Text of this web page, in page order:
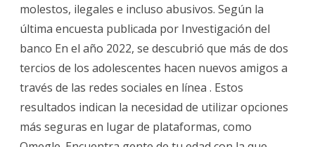
molestos, ilegales e incluso abusivos. Según la
última encuesta publicada por Investigación del
banco En el año 2022, se descubrió que más de dos
tercios de los adolescentes hacen nuevos amigos a
través de las redes sociales en línea . Estos
resultados indican la necesidad de utilizar opciones
más seguras en lugar de plataformas, como